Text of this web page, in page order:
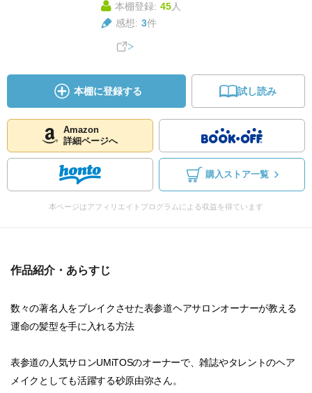
本棚登録: 45人
感想: 3件
本棚に登録する 試し読み
Amazon
詳細ページへ
購入ストア一覧
本ページはアフィリエイトプログラムによる収益を得ています
作品紹介・あらすじ
数々の著名人をブレイクさせた表参道ヘアサロンオーナーが教える
運命の髪型を手に入れる方法
表参道の人気サロンUMiTOSのオーナーで、雑誌やタレントのヘア
メイクとしても活躍する砂原由弥さん。